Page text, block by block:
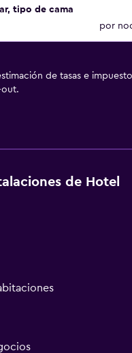
tipo de cama
por
de tasas e
out.
de Hotel